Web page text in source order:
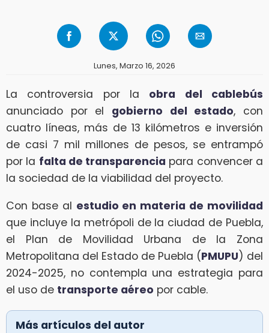
Lunes, Marzo 16, 2026
La controversia por la obra del cablebús
anunciado por el gobierno del estado, con
cuatro líneas, más de 13 kilómetros e inversión
de casi 7 mil millones de pesos, se entrampó
por la falta de transparencia para convencer a
la sociedad de la viabilidad del proyecto.
Con base al estudio en materia de movilidad
que incluye la metrópoli de la ciudad de Puebla,
el Plan de Movilidad Urbana de la Zona
Metropolitana del Estado de Puebla (PMUPU) del
2024-2025, no contempla una estrategia para
el uso de transporte aéreo por cable.
Más artículos del autor